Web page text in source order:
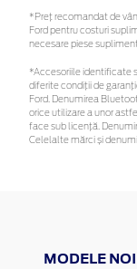
*Preţ recomandat de
Ford pentru costuri
necesare piese
*Accesoriile identificate
diferite condiții de
Ford. Denumirea
orice utilizare a unor
face sub licență.
Celelalte mărci și
MODELE NOI